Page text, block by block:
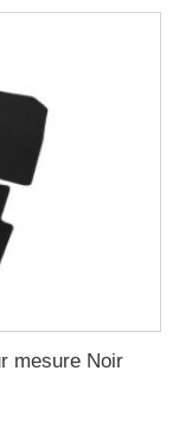
mesure Noir